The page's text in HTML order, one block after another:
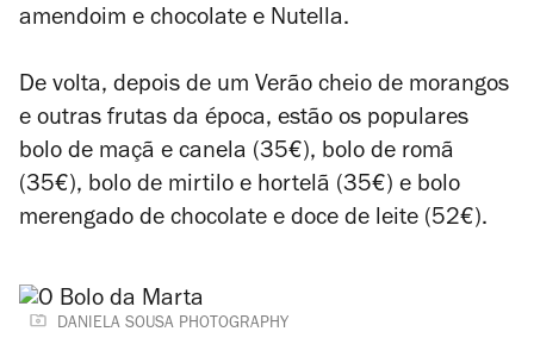
amendoim e chocolate e Nutella.
De volta, depois de um Verão cheio de morangos
e outras frutas da época, estão os populares
bolo de maçã e canela (35€), bolo de romã
(35€), bolo de mirtilo e hortelã (35€) e bolo
merengado de chocolate e doce de leite (52€).
DANIELA SOUSA PHOTOGRAPHY